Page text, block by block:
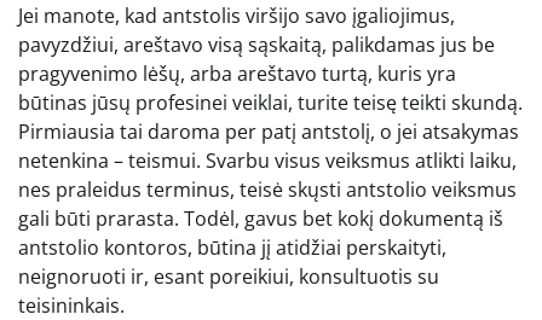
Jei manote, kad antstolis viršijo savo įgaliojimus,
pavyzdžiui, areštavo visą sąskaitą, palikdamas jus be
pragyvenimo lėšų, arba areštavo turtą, kuris yra
būtinas jūsų profesinei veiklai, turite teisę teikti skundą.
Pirmiausia tai daroma per patį antstolį, o jei atsakymas
netenkina – teismui. Svarbu visus veiksmus atlikti laiku,
nes praleidus terminus, teisė skųsti antstolio veiksmus
gali būti prarasta. Todėl, gavus bet kokį dokumentą iš
antstolio kontoros, būtina jį atidžiai perskaityti,
neignoruoti ir, esant poreikiui, konsultuotis su
teisininkais.